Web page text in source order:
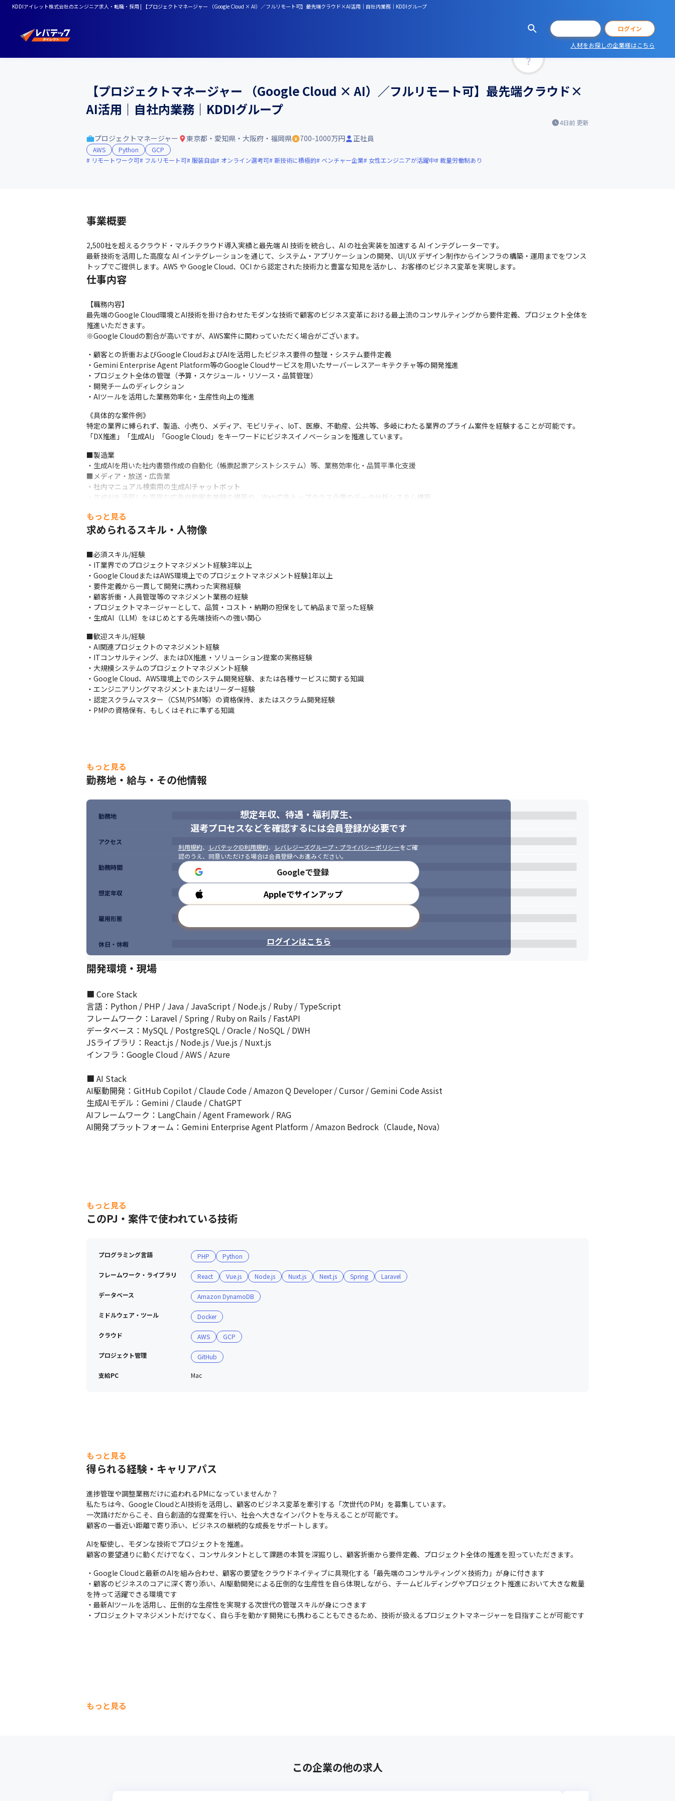
KDDIアイレット株式会社のエンジニア求人・転職・採用 | 【プロジェクトマネージャー （Google Cloud × AI）／フルリモート可】最先端クラウド×AI活用｜自社内業務｜KDDIグループ
ログイン
人材をお探しの企業様はこちら
【プロジェクトマネージャー （Google Cloud × AI）／フルリモート可】最先端クラウド×
AI活用｜自社内業務｜KDDIグループ
4日前 更新
プロジェクトマネージャー 東京都・愛知県・大阪府・福岡県 700-1000万円 正社員
AWS Python
GCP
リモートワーク可
フルリモート可 服装自由 オンライン選考可 新技術に積極的 ベンチャー企業 女性エンジニアが活躍中 裁量労働制あり
事業概要
2,500社を超えるクラウド・マルチクラウド導入実績と最先端 AI 技術を統合し、AI の社会実装を加速する AI インテグレーターです。
最新技術を活用した高度な AI インテグレーションを通じて、システム・アプリケーションの開発、UI/UX デザイン制作からインフラの構築・運用までをワンス
トップでご提供します。AWS や Google Cloud、OCI から認定された技術力と豊富な知見を活かし、お客様のビジネス変革を実現します。
仕事内容
【職務内容】
最先端のGoogle Cloud環境とAI技術を掛け合わせたモダンな技術で顧客のビジネス変革における最上流のコンサルティングから要件定義、プロジェクト全体を
推進いただきます。
※Google Cloudの割合が高いですが、AWS案件に関わっていただく場合がございます。
・顧客との折衝およびGoogle CloudおよびAIを活用したビジネス要件の整理・システム要件定義
・Gemini Enterprise Agent Platform等のGoogle Cloudサービスを用いたサーバーレスアーキテクチャ等の開発推進
・プロジェクト全体の管理（予算・スケジュール・リソース・品質管理）
・開発チームのディレクション
・AIツールを活用した業務効率化・生産性向上の推進
《具体的な案件例》
特定の業界に縛られず、製造、小売り、メディア、モビリティ、IoT、医療、不動産、公共等、多岐にわたる業界のプライム案件を経験することが可能です。
「DX推進」「生成AI」「Google Cloud」をキーワードにビジネスイノベーションを推進しています。
■製造業
・生成AIを用いた社内書類作成の自動化（帳票起票アシストシステム）等、業務効率化・品質平準化支援
■メディア・放送・広告業
・社内マニュアル検索用の生成AIチャットボット
・生成AIを活用した高度な広告自動審査基盤の構築や、Web広告トップクラス企業のデータ分析システム構築
・4G LTE通信でドライブレコーダーと連携するスマートフォンアプリや、情報管理Webアプリの共同開発
■医療・研究
■不動産
・不動産系WebサイトおよびCMSの開発
■公共・ガバメント
・ガバメントクラウドのコスト最適化や生成AIを用いた業務効率化
■その他
・Gemini Enterprise Agent PlatformやBigQueryを活用した、企業のビッグデータ分析・活用システムの構築
・生成AI（RAG等）を活用した、社内DX・業務効率化を推進する基幹システム開発
もっと見る
求められるスキル・人物像
■必須スキル/経験
・IT業界でのプロジェクトマネジメント経験3年以上
・Google CloudまたはAWS環境上でのプロジェクトマネジメント経験1年以上
・要件定義から一貫して開発に携わった実務経験
・顧客折衝・人員管理等のマネジメント業務の経験
・プロジェクトマネージャーとして、品質・コスト・納期の担保をして納品まで至った経験
・生成AI（LLM）をはじめとする先端技術への強い関心
■歓迎スキル/経験
・AI関連プロジェクトのマネジメント経験
・ITコンサルティング、またはDX推進・ソリューション提案の実務経験
・大規模システムのプロジェクトマネジメント経験
・Google Cloud、AWS環境上でのシステム開発経験、または各種サービスに関する知識
・エンジニアリングマネジメントまたはリーダー経験
・認定スクラムマスター（CSM/PSM等）の資格保持、またはスクラム開発経験
・PMPの資格保有、もしくはそれに準ずる知識
もっと見る
勤務地・給与・その他情報
想定年収、待遇・福利厚生、
選考プロセスなどを確認するには会員登録が必要です
利用規約、 レバテックID利用規約、 レバレジーズグループ・プライバシーポリシーをご確
認のうえ、同意いただける場合は会員登録へお進みください。
Googleで登録
Appleでサインアップ
ログインはこちら
勤務地
アクセス
勤務時間
想定年収
雇用形態
休日・休暇
開発環境・現場
■ Core Stack
言語：Python / PHP / Java / JavaScript / Node.js / Ruby / TypeScript
フレームワーク：Laravel / Spring / Ruby on Rails / FastAPI
データベース：MySQL / PostgreSQL / Oracle / NoSQL / DWH
JSライブラリ：React.js / Node.js / Vue.js / Nuxt.js
インフラ：Google Cloud / AWS / Azure
■ AI Stack
AI駆動開発：GitHub Copilot / Claude Code / Amazon Q Developer / Cursor / Gemini Code Assist
生成AIモデル：Gemini / Claude / ChatGPT
AIフレームワーク：LangChain / Agent Framework / RAG
AI開発プラットフォーム：Gemini Enterprise Agent Platform / Amazon Bedrock（Claude, Nova）
会社紹介動画
もっと見る
このPJ・案件で使われている技術
プログラミング言語 PHP Python
フレームワーク・ライブラリ React Vue.js Node.js Nuxt.js Next.js Spring Laravel
データベース Amazon DynamoDB
ミドルウェア・ツール Docker
クラウド AWS GCP
プロジェクト管理 GitHub
支給PC Mac
もっと見る
得られる経験・キャリアパス
進捗管理や調整業務だけに追われるPMになっていませんか？
私たちは今、Google CloudとAI技術を活用し、顧客のビジネス変革を牽引する「次世代のPM」を募集しています。
一次請けだからこそ、自ら創造的な提案を行い、社会へ大きなインパクトを与えることが可能です。
顧客の一番近い距離で寄り添い、ビジネスの継続的な成長をサポートします。
AIを駆使し、モダンな技術でプロジェクトを推進。
顧客の要望通りに動くだけでなく、コンサルタントとして課題の本質を深掘りし、顧客折衝から要件定義、プロジェクト全体の推進を担っていただきます。
・Google Cloudと最新のAIを組み合わせ、顧客の要望をクラウドネイティブに具現化する「最先端のコンサルティング×技術力」が身に付きます
・顧客のビジネスのコアに深く寄り添い、AI駆動開発による圧倒的な生産性を自ら体現しながら、チームビルディングやプロジェクト推進において大きな裁量
を持って活躍できる環境です
・最新AIツールを活用し、圧倒的な生産性を実現する次世代の管理スキルが身につきます
・プロジェクトマネジメントだけでなく、自ら手を動かす開発にも携わることもできるため、技術が扱えるプロジェクトマネージャーを目指すことが可能です
もっと見る
この企業の他の求人